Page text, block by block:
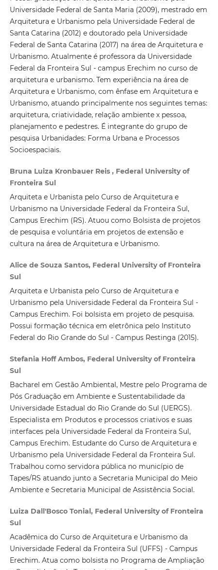
Universidade Federal de Santa Maria (2009), mestrado em
Arquitetura e Urbanismo pela Universidade Federal de
Santa Catarina (2012) e doutorado pela Universidade
Federal de Santa Catarina (2017) na área de Arquitetura e
Urbanismo. Atualmente é professora da Universidade
Federal da Fronteira Sul - campus Erechim no curso de
arquitetura e urbanismo. Tem experiência na área de
Arquitetura e Urbanismo, com ênfase em Arquitetura e
Urbanismo, atuando principalmente nos seguintes temas:
arquitetura, criatividade, relação ambiente x pessoa,
planejamento e pedestres. É integrante do grupo de
pesquisa Urbanidades: Forma Urbana e Processos
Socioespaciais.
Bruna Luiza Kronbauer Reis , Federal University of
Fronteira Sul
Arquiteta e Urbanista pelo Curso de Arquitetura e
Urbanismo na Universidade Federal da Fronteira Sul,
Campus Erechim (RS). Atuou como Bolsista de projetos
de pesquisa e voluntária em projetos de extensão e
cultura na área de Arquitetura e Urbanismo.
Alice de Souza Santos, Federal University of Fronteira
Sul
Arquiteta e Urbanista pelo Curso de Arquitetura e
Urbanismo pela Universidade Federal da Fronteira Sul -
Campus Erechim. Foi bolsista em projeto de pesquisa.
Possui formação técnica em eletrônica pelo Instituto
Federal do Rio Grande do Sul - Campus Restinga (2015).
Stefania Hoff Ambos, Federal University of Fronteira
Sul
Bacharel em Gestão Ambiental, Mestre pelo Programa de
Pós Graduação em Ambiente e Sustentabilidade da
Universidade Estadual do Rio Grande do Sul (UERGS).
Especialista em Produtos e processos criativos e suas
interfaces pela Universidade Federal da Fronteira Sul,
Campus Erechim. Estudante do Curso de Arquitetura e
Urbanismo pela Universidade Federal da Fronteira Sul.
Trabalhou como servidora pública no município de
Tapes/RS atuando junto a Secretaria Municipal do Meio
Ambiente e Secretaria Municipal de Assistência Social.
Luiza Dall'Bosco Tonial, Federal University of Fronteira
Sul
Acadêmica do Curso de Arquitetura e Urbanismo da
Universidade Federal da Fronteira Sul (UFFS) - Campus
Erechim. Atua como bolsista no Programa de Ampliação